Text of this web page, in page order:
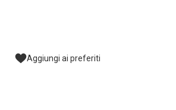
Aggiungi ai preferiti